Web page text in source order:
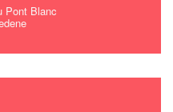
Pont Blanc